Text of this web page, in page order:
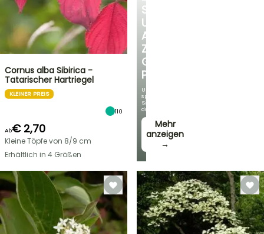
SIE
UNSERE
AUSWAHL
ZU
GÜNSTIGEN
PREISEN
Und
sparen
Sie
dabei!
Mehr
anzeigen
→
Cornus alba Sibirica -
Tatarischer Hartriegel
KLEINER PREIS
110
Ab€ 2,70
Kleine Töpfe von 8/9 cm
Erhältlich in 4 Größen